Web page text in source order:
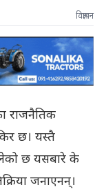
विज्ञापन
राजनैतिक
छ। यस्तै
छ यसबारे के
जनाएनन्।